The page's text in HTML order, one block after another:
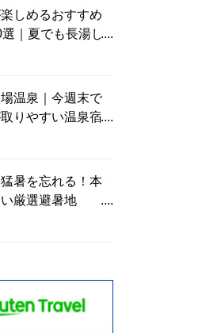
しめるおすすめ
｜夏でも長湯し
温泉｜今週末で
りやすい温泉宿
猛暑を忘れる！本
厳選避暑地